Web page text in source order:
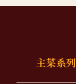
主菜系列